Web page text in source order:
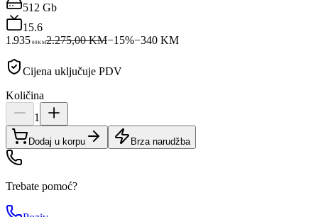
512 Gb
15.6
1.935 00KM2.275,00 KM−15%−340KM
Cijena uključuje PDV
Količina
1
Dodaj u korpu Brza narudžba
Trebate pomoć?